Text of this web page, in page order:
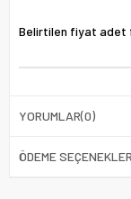
Belirtilen fiyat adet
YORUMLAR(0)
ÖDEME